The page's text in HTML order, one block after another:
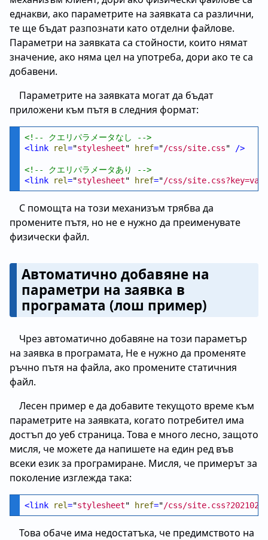
еднакви, ако параметрите на заявката са различни,
те ще бъдат разпознати като отделни файлове.
Параметри на заявката са стойности, които нямат
значение, ако няма цел на употреба, дори ако те са
добавени.
Параметрите на заявката могат да бъдат
приложени към пътя в следния формат:
<!-- クエリパラメータなし
-->
<link rel="stylesheet" href="/css/site.css" />
<!-- クエリパラメータあり
-->
<link rel="stylesheet" href="/css/
С помощта на този механизъм трябва да
промените пътя, но не е нужно да преименувате
физически файл.
Автоматично добавяне на
параметри на заявка в
програмата (лош пример)
Чрез автоматично добавяне на този параметър
на заявка в програмата, Не е нужно да променяте
ръчно пътя на файла, ако промените статичния
файл.
Лесен пример е да добавите текущото време към
параметрите на заявката, когато потребител има
достъп до уеб страница. Това е много лесно, защото
мисля, че можете да напишете на един ред във
всеки език за програмиране. Мисля, че примерът за
поколение изглежда така:
<link rel="stylesheet" href="/css/
Това обаче има недостатъка, че предимството на